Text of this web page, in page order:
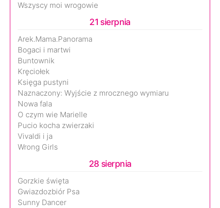
Wszyscy moi wrogowie
21 sierpnia
Arek.Mama.Panorama
Bogaci i martwi
Buntownik
Kręciołek
Księga pustyni
Naznaczony: Wyjście z mrocznego wymiaru
Nowa fala
O czym wie Marielle
Pucio kocha zwierzaki
Vivaldi i ja
Wrong Girls
28 sierpnia
Gorzkie święta
Gwiazdozbiór Psa
Sunny Dancer